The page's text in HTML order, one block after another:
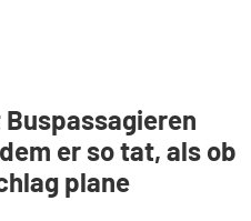
er so tat, als ob
plane